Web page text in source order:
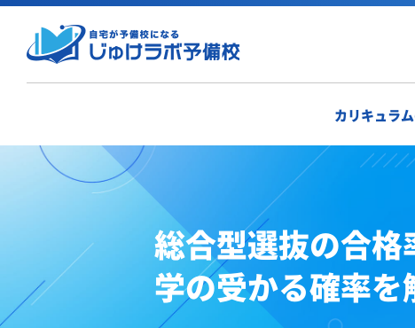
カリキュラ
総合型選抜の合
学の受かる確率を